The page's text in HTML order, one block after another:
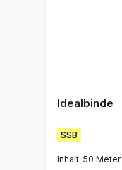
Idealbinde
SSB
Inhalt: 50 Meter